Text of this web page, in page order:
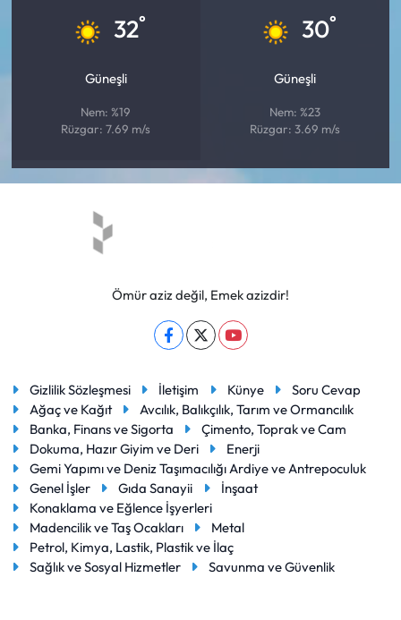
32°
Güneşli
Nem: %19
Rüzgar: 7.69 m/s
30°
Güneşli
Nem: %23
Rüzgar: 3.69 m/s
Ömür aziz değil, Emek azizdir!
Gizlilik Sözleşmesi İletişim Künye
Soru Cevap
Ağaç ve Kağıt
Avcılık, Balıkçılık, Tarım ve Ormancılık
Banka, Finans ve Sigorta
Çimento, Toprak ve Cam
Dokuma, Hazır Giyim ve Deri
Enerji
Gemi Yapımı ve Deniz Taşımacılığı Ardiye ve Antrepoculuk
Genel İşler
Gıda Sanayii
İnşaat
Konaklama ve Eğlence İşyerleri
Madencilik ve Taş Ocakları
Metal
Petrol, Kimya, Lastik, Plastik ve İlaç
Sağlık ve Sosyal Hizmetler
Savunma ve Güvenlik